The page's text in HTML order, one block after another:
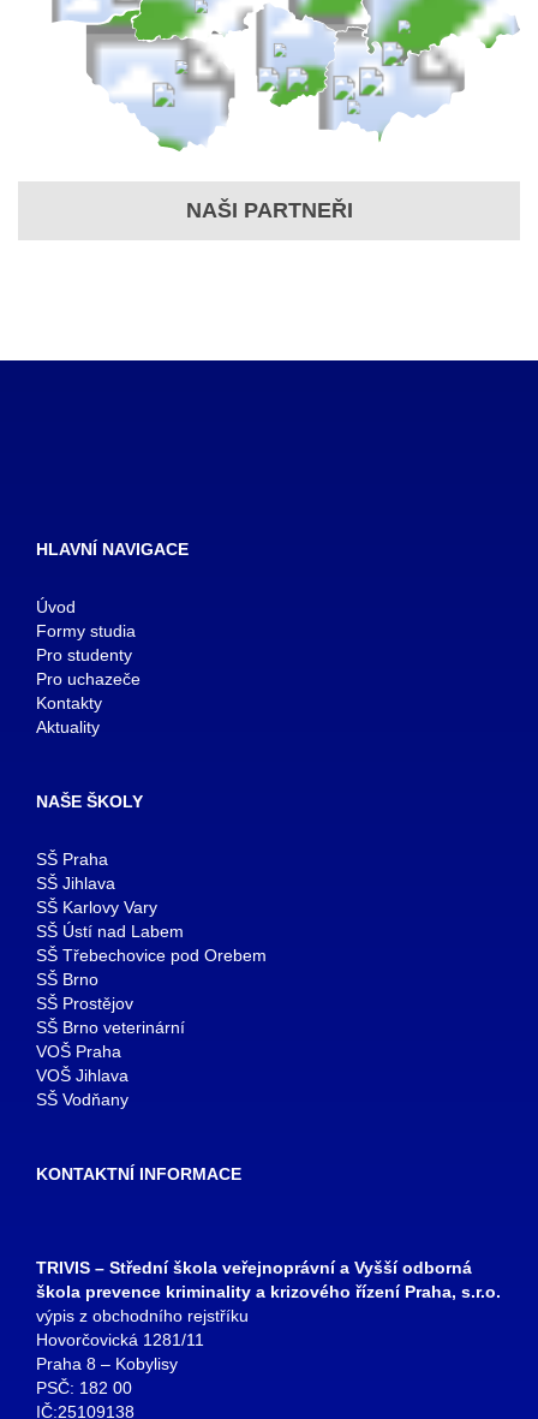
NAŠI PARTNEŘI
HLAVNÍ NAVIGACE
Úvod
Formy studia
Pro studenty
Pro uchazeče
Kontakty
Aktuality
NAŠE ŠKOLY
SŠ Praha
SŠ Jihlava
SŠ Karlovy Vary
SŠ Ústí nad Labem
SŠ Třebechovice pod Orebem
SŠ Brno
SŠ Prostějov
SŠ Brno veterinární
VOŠ Praha
VOŠ Jihlava
SŠ Vodňany
KONTAKTNÍ INFORMACE
TRIVIS – Střední škola veřejnoprávní a Vyšší odborná
škola prevence kriminality a krizového řízení Praha, s.r.o.
výpis z obchodního rejstříku
Hovorčovická 1281/11
Praha 8 – Kobylisy
PSČ: 182 00
IČ:25109138